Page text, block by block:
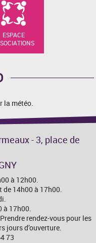
ESPACE
la météo.
- 3, place de
à 12h00.
de 14h00 à 17h00.
à 17h00.
rendez-vous pour les
jours d’ouverture.
73